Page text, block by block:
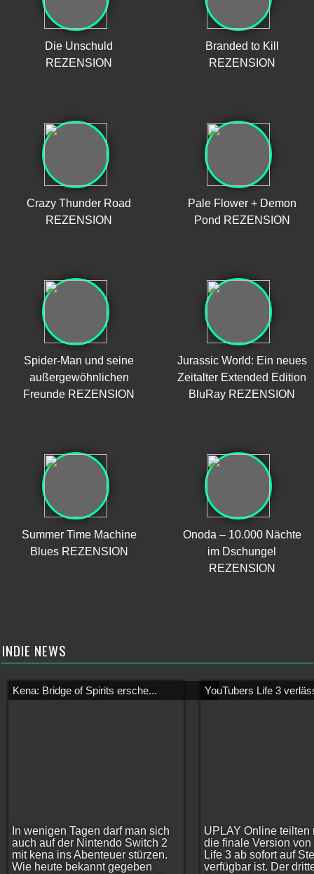
Die Unschuld
REZENSION
Branded to Kill
REZENSION
Crazy Thunder Road
REZENSION
Pale Flower + Demon
Pond REZENSION
Spider-Man und seine
außergewöhnlichen
Freunde REZENSION
Jurassic World: Ein neues
Zeitalter Extended Edition
BluRay REZENSION
Summer Time Machine
Blues REZENSION
Onoda – 10.000 Nächte
im Dschungel
REZENSION
INDIE NEWS
Kena: Bridge of Spirits ersche...
In wenigen Tagen darf man sich
auch auf der Nintendo Switch 2
mit kena ins Abenteuer stürzen.
Wie heute bekannt gegeben
YouTubers Life 3
UPLAY Online teilten
die finale Version von
Life 3 ab sofort auf
verfügbar ist. Der